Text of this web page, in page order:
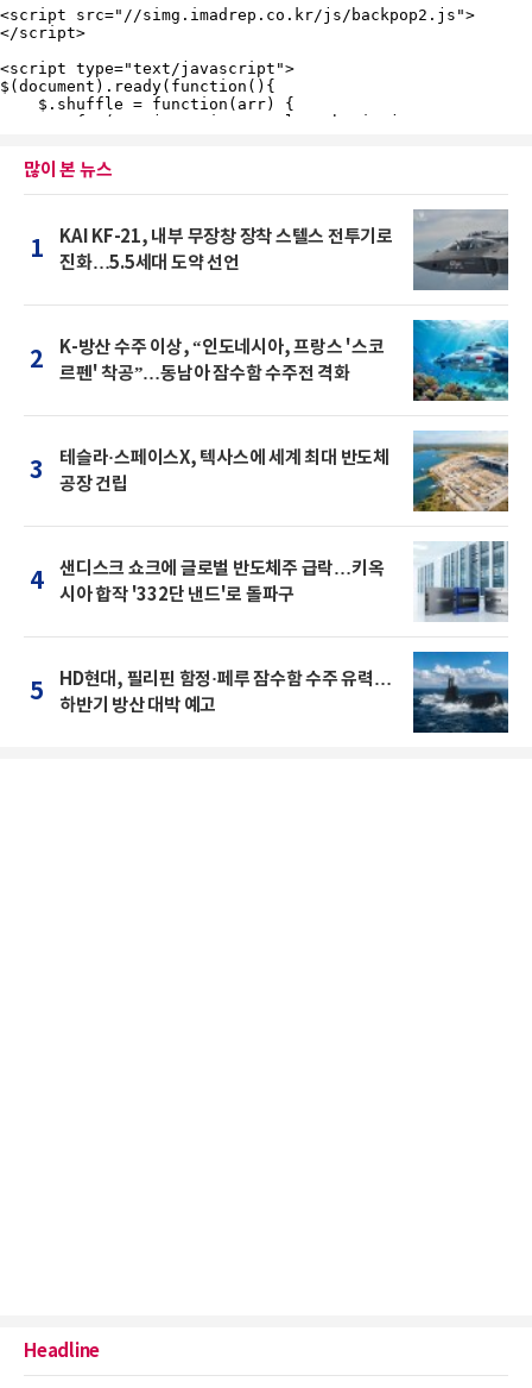
많이 본 뉴스
1
KAI KF-21, 내부 무장창 장착 스텔스 전투기로
진화…5.5세대 도약 선언
2
K-방산 수주 이상, “인도네시아, 프랑스 '스코
르펜' 착공”…동남아 잠수함 수주전 격화
3
테슬라·스페이스X, 텍사스에 세계 최대 반도체
공장 건립
4
샌디스크 쇼크에 글로벌 반도체주 급락…키옥
시아 합작 '332단 낸드'로 돌파구
5
HD현대, 필리핀 함정·페루 잠수함 수주 유력…
하반기 방산 대박 예고
Headline